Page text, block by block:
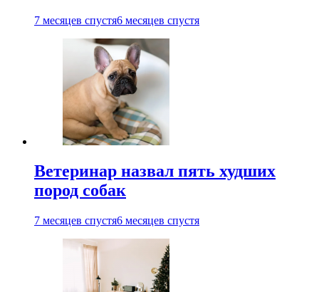
7 месяцев спустя6 месяцев спустя
Ветеринар назвал пять худших
пород собак
7 месяцев спустя6 месяцев спустя